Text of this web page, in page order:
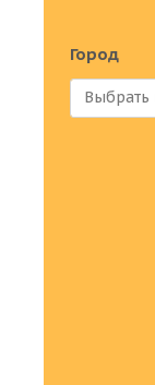
Город